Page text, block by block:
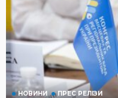
НОВИНИ ПРЕС РЕЛІЗИ